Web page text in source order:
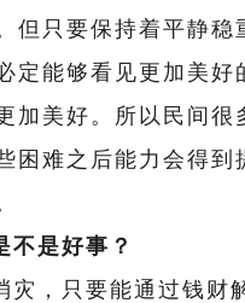
但只要保持着平静稳
定能够看见更加美好
加美好。所以民间
困难之后能力会得
不是好事？
，只要能通过钱财